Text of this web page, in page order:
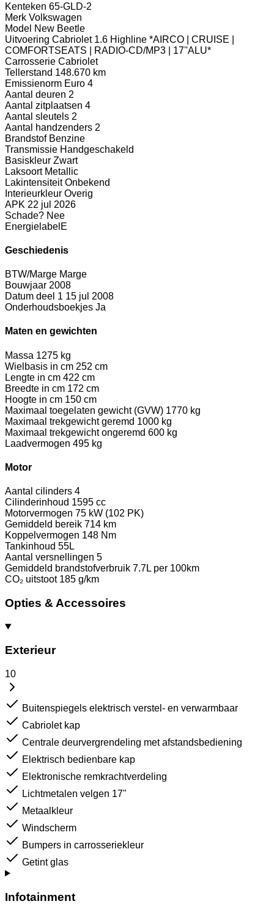
Kenteken 65-GLD-2
Merk Volkswagen
Model New Beetle
Uitvoering Cabriolet 1.6 Highline *AIRCO | CRUISE |
COMFORTSEATS | RADIO-CD/MP3 | 17''ALU*
Carrosserie Cabriolet
Tellerstand 148.670 km
Emissienorm Euro 4
Aantal deuren 2
Aantal zitplaatsen 4
Aantal sleutels 2
Aantal handzenders 2
Brandstof Benzine
Transmissie Handgeschakeld
Basiskleur Zwart
Laksoort Metallic
Lakintensiteit Onbekend
Interieurkleur Overig
APK 22 jul 2026
Schade? Nee
Energielabel E
Geschiedenis
BTW/Marge Marge
Bouwjaar 2008
Datum deel 1 15 jul 2008
Onderhoudsboekjes Ja
Maten en gewichten
Massa 1275 kg
Wielbasis in cm 252 cm
Lengte in cm 422 cm
Breedte in cm 172 cm
Hoogte in cm 150 cm
Maximaal toegelaten gewicht (GVW) 1770 kg
Maximaal trekgewicht geremd 1000 kg
Maximaal trekgewicht ongeremd 600 kg
Laadvermogen 495 kg
Motor
Aantal cilinders 4
Cilinderinhoud 1595 cc
Motorvermogen 75 kW (102 PK)
Gemiddeld bereik 714 km
Koppelvermogen 148 Nm
Tankinhoud 55L
Aantal versnellingen 5
Gemiddeld brandstofverbruik 7.7L per 100km
CO₂ uitstoot 185 g/km
Opties & Accessoires
Exterieur
10
Buitenspiegels elektrisch verstel- en verwarmbaar
Cabriolet kap
Centrale deurvergrendeling met afstandsbediening
Elektrisch bedienbare kap
Elektronische remkrachtverdeling
Lichtmetalen velgen 17"
Metaalkleur
Windscherm
Bumpers in carrosseriekleur
Getint glas
Infotainment